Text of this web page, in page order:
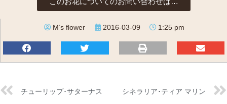
M’s flower 2016-03-09 1:25 pm
チューリップ･サターナス シネラリア･ティア マリン